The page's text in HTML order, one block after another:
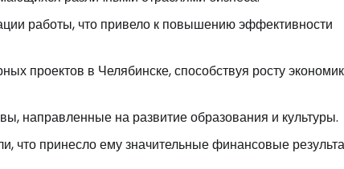
работы, что привело к повышению эффективности
проектов в Челябинске, способствуя росту
направленные на развитие образования и культуры.
что принесло ему значительные финансовые